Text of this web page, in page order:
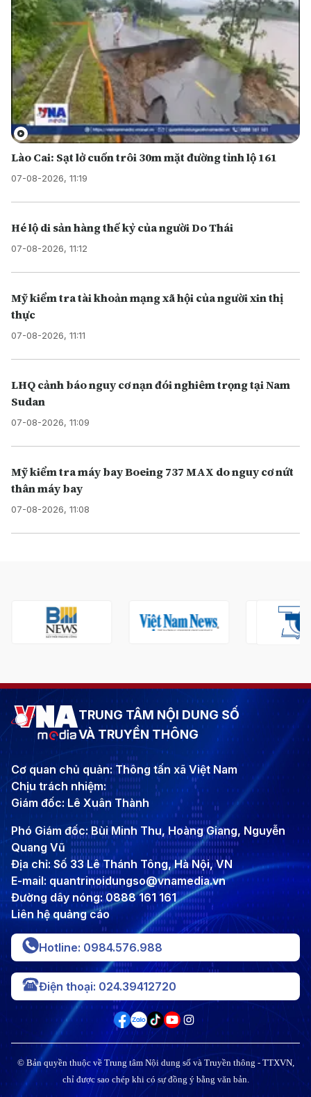
Lào Cai: Sạt lở cuốn trôi 30m mặt đường tỉnh lộ 161
07-08-2026, 11:19
Hé lộ di sản hàng thế kỷ của người Do Thái
07-08-2026, 11:12
Mỹ kiểm tra tài khoản mạng xã hội của người xin thị
thực
07-08-2026, 11:11
LHQ cảnh báo nguy cơ nạn đói nghiêm trọng tại Nam
Sudan
07-08-2026, 11:09
Mỹ kiểm tra máy bay Boeing 737 MAX do nguy cơ nứt
thân máy bay
07-08-2026, 11:08
TRUNG TÂM NỘI DUNG SỐ
VÀ TRUYỀN THÔNG
Cơ quan chủ quản: Thông tấn xã Việt Nam
Chịu trách nhiệm:
Giám đốc: Lê Xuân Thành
Phó Giám đốc: Bùi Minh Thu, Hoàng Giang, Nguyễn
Quang Vũ
Địa chỉ: Số 33 Lê Thánh Tông, Hà Nội, VN
E-mail: quantrinoidungso@vnamedia.vn
Đường dây nóng: 0888 161 161
Liên hệ quảng cáo
Hotline: 0984.576.988
Điện thoại: 024.39412720
© Bản quyền thuộc về Trung tâm Nội dung số và Truyền thông - TTXVN,
chỉ được sao chép khi có sự đồng ý bằng văn bản.